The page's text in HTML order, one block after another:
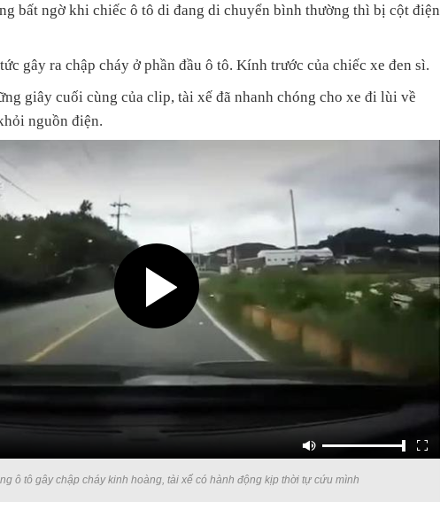
bất ngờ khi chiếc ô tô di đang di chuyển bình thường thì bị cột điện
gây ra chập cháy ở phần đầu ô tô. Kính trước của chiếc xe đen sì.
giây cuối cùng của clip, tài xế đã nhanh chóng cho xe đi lùi về
nguồn điện.
ô tô gây chập cháy kinh hoàng, tài xế có hành động kịp thời tự cứu mình